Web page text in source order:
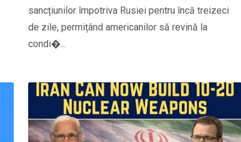
sancțiunilor împotriva Rusiei pentru încă treizeci
de zile, permițând americanilor să revină la
condi�...